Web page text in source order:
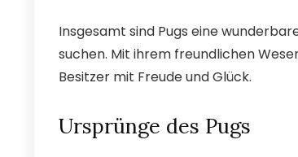
Insgesamt sind Pugs eine
suchen. Mit ihrem freundlichen
Besitzer mit Freude und Glück.
Ursprünge des Pugs